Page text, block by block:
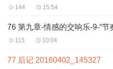
144 15:54
115 10:04
77 后记 20160402_145327